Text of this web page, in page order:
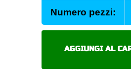
Numero pezzi:
AGGIUNGI AL